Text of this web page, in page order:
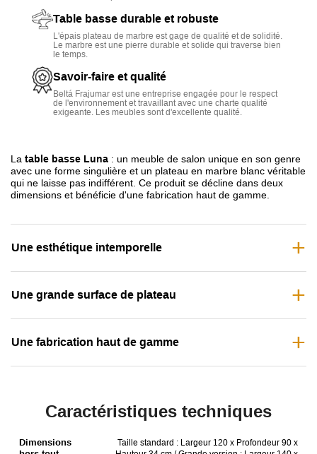
Table basse durable et robuste
L'épais plateau de marbre est gage de qualité et de solidité.
Le marbre est une pierre durable et solide qui traverse bien
le temps.
Savoir-faire et qualité
Beltá Frajumar est une entreprise engagée pour le respect
de l'environnement et travaillant avec une charte qualité
exigeante. Les meubles sont d'excellente qualité.
La table basse Luna : un meuble de salon unique en son genre
avec une forme singulière et un plateau en marbre blanc véritable
qui ne laisse pas indifférent. Ce produit se décline dans deux
dimensions et bénéficie d'une fabrication haut de gamme.
Une esthétique intemporelle
Une grande surface de plateau
Une fabrication haut de gamme
Caractéristiques techniques
Dimensions
Taille standard : Largeur 120 x Profondeur 90 x